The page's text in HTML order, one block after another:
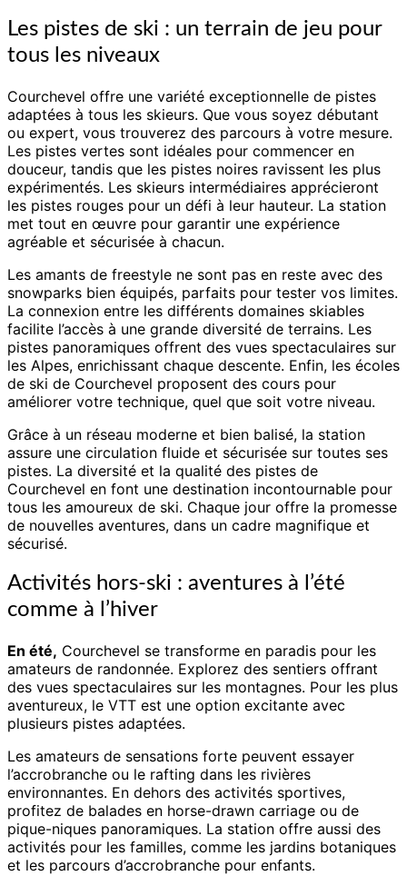
Les pistes de ski : un terrain de jeu pour
tous les niveaux
Courchevel offre une variété exceptionnelle de pistes
adaptées à tous les skieurs. Que vous soyez débutant
ou expert, vous trouverez des parcours à votre mesure.
Les pistes vertes sont idéales pour commencer en
douceur, tandis que les pistes noires ravissent les plus
expérimentés. Les skieurs intermédiaires apprécieront
les pistes rouges pour un défi à leur hauteur. La station
met tout en œuvre pour garantir une expérience
agréable et sécurisée à chacun.
Les amants de freestyle ne sont pas en reste avec des
snowparks bien équipés, parfaits pour tester vos limites.
La connexion entre les différents domaines skiables
facilite l’accès à une grande diversité de terrains. Les
pistes panoramiques offrent des vues spectaculaires sur
les Alpes, enrichissant chaque descente. Enfin, les écoles
de ski de Courchevel proposent des cours pour
améliorer votre technique, quel que soit votre niveau.
Grâce à un réseau moderne et bien balisé, la station
assure une circulation fluide et sécurisée sur toutes ses
pistes. La diversité et la qualité des pistes de
Courchevel en font une destination incontournable pour
tous les amoureux de ski. Chaque jour offre la promesse
de nouvelles aventures, dans un cadre magnifique et
sécurisé.
Activités hors-ski : aventures à l’été
comme à l’hiver
En été, Courchevel se transforme en paradis pour les
amateurs de randonnée. Explorez des sentiers offrant
des vues spectaculaires sur les montagnes. Pour les plus
aventureux, le VTT est une option excitante avec
plusieurs pistes adaptées.
Les amateurs de sensations forte peuvent essayer
l’accrobranche ou le rafting dans les rivières
environnantes. En dehors des activités sportives,
profitez de balades en horse-drawn carriage ou de
pique-niques panoramiques. La station offre aussi des
activités pour les familles, comme les jardins botaniques
et les parcours d’accrobranche pour enfants.